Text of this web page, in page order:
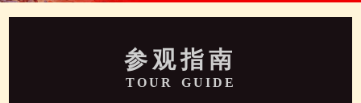
参观指南
TOUR GUIDE